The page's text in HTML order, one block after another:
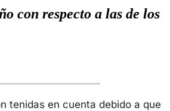
con respecto a las de los
tenidas en cuenta debido a que